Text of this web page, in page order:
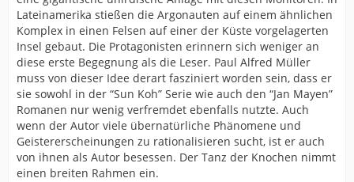
Lateinamerika stießen die Argonauten auf einem ähnlichen
Komplex in einen Felsen auf einer der Küste vorgelagerten
Insel gebaut. Die Protagonisten erinnern sich weniger an
diese erste Begegnung als die Leser. Paul Alfred Müller
muss von dieser Idee derart fasziniert worden sein, dass er
sie sowohl in der “Sun Koh” Serie wie auch den “Jan Mayen”
Romanen nur wenig verfremdet ebenfalls nutzte. Auch
wenn der Autor viele übernatürliche Phänomene und
Geistererscheinungen zu rationalisieren sucht, ist er auch
von ihnen als Autor besessen. Der Tanz der Knochen nimmt
einen breiten Rahmen ein.